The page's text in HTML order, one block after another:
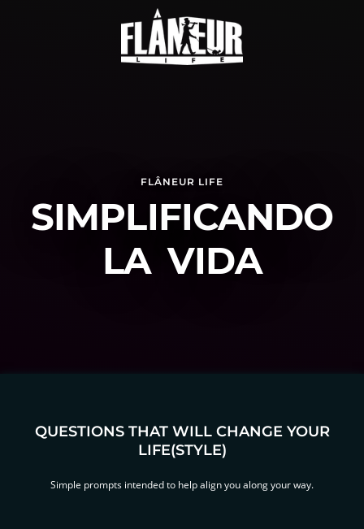
FLÂNEUR LIFE
SIMPLIFICANDO
LA VIDA
QUESTIONS THAT WILL CHANGE YOUR
LIFE(STYLE)
Simple prompts intended to help align you along your way.